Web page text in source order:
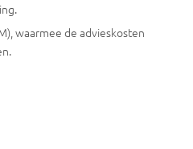
waarmee de advieskosten